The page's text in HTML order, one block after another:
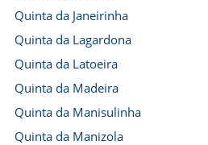
Quinta da Janeirinha
Quinta da Lagardona
Quinta da Latoeira
Quinta da Madeira
Quinta da Manisulinha
Quinta da Manizola